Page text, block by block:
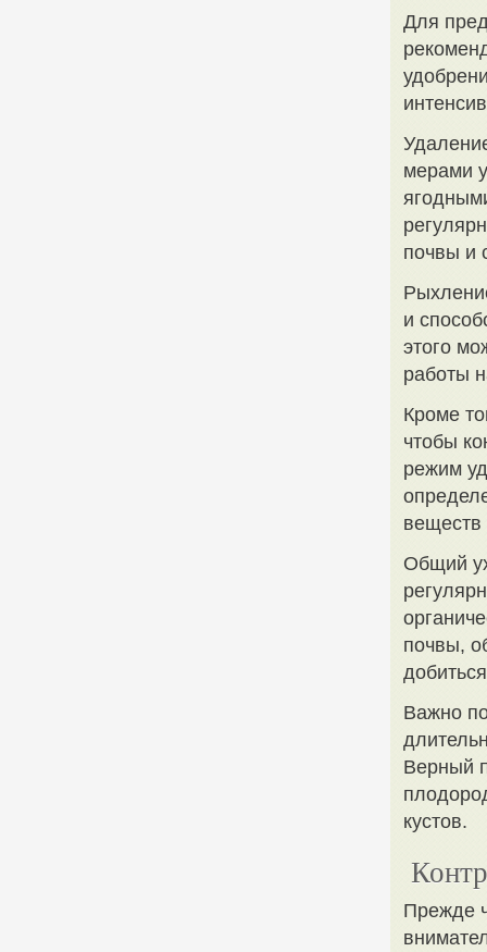
Для
мерами
почвы и
и
этого
работы
Кроме
чтобы
режим
веществ
Общий
почвы,
Важно
Верный
кустов.
Прежде